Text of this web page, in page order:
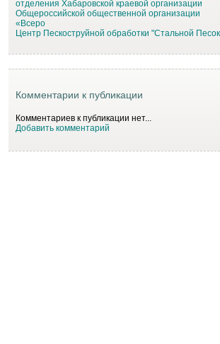
отделения Хабаровской краевой организации
Общероссийской общественной организации
«Всеро
Центр Пескоструйной обработки "Стальной
Комментарии к публикации
Комментариев к публикации нет...
Добавить комментарий